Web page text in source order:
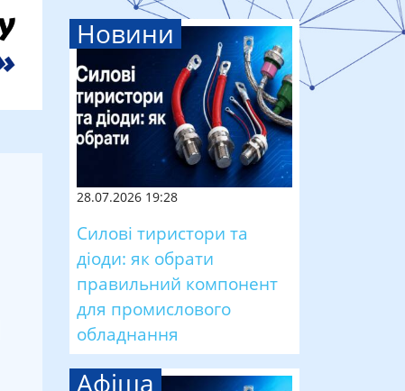
Новини
28.07.2026 19:28
Силові тиристори та
діоди: як обрати
правильний компонент
для промислового
обладнання
Афіша